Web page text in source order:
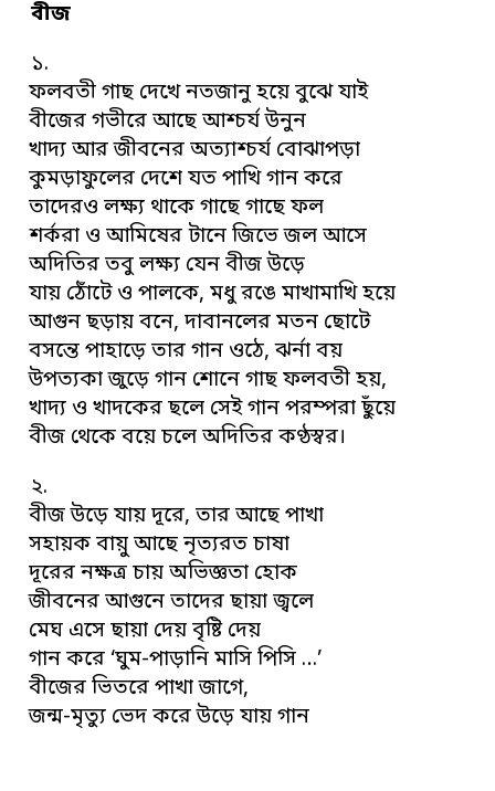
বীজ
১.
ফলবতী গাছ দেখে নতজানু হয়ে বুঝে যাই
বীজের গভীরে আছে আশ্চর্য উনুন
খাদ্য আর জীবনের অত্যাশ্চর্য বোঝাপড়া
কুমড়াফুলের দেশে যত পাখি গান করে
তাদেরও লক্ষ্য থাকে গাছে গাছে ফল
শর্করা ও আমিষের টানে জিভে জল আসে
অদিতির তবু লক্ষ্য যেন বীজ উড়ে
যায় ঠোঁটে ও পালকে, মধু রঙে মাখামাখি হয়ে
আগুন ছড়ায় বনে, দাবানলের মতন ছোটে
বসন্তে পাহাড়ে তার গান ওঠে, ঝর্না বয়
উপত্যকা জুড়ে গান শোনে গাছ ফলবতী হয়,
খাদ্য ও খাদকের ছলে সেই গান পরম্পরা ছুঁয়ে
বীজ থেকে বয়ে চলে অদিতির কণ্ঠস্বর।
২.
বীজ উড়ে যায় দূরে, তার আছে পাখা
সহায়ক বায়ু আছে নৃত্যরত চাষা
দূরের নক্ষত্র চায় অভিজ্ঞতা হোক
জীবনের আগুনে তাদের ছায়া জ্বলে
মেঘ এসে ছায়া দেয় বৃষ্টি দেয়
গান করে ‘ঘুম-পাড়ানি মাসি পিসি …’
বীজের ভিতরে পাখা জাগে,
জন্ম-মৃত্যু ভেদ করে উড়ে যায় গান